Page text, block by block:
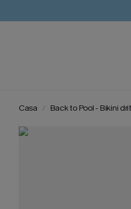
Casa Back to Pool - Bikini